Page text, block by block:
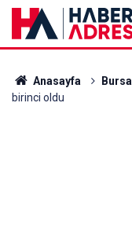
Anasayfa Bursa
birinci oldu